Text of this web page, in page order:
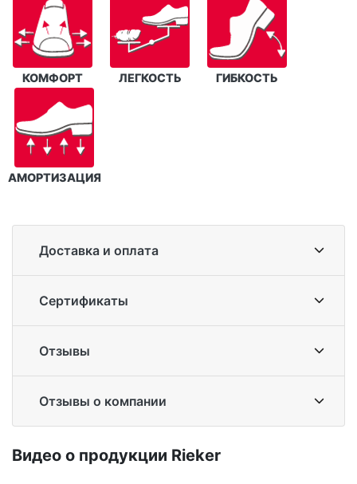
КОМФОРТ ЛЕГКОСТЬ ГИБКОСТЬ
АМОРТИЗАЦИЯ
Доставка и оплата
Сертификаты
Отзывы
Отзывы о компании
Ви­део о про­дук­ции Ri­eker